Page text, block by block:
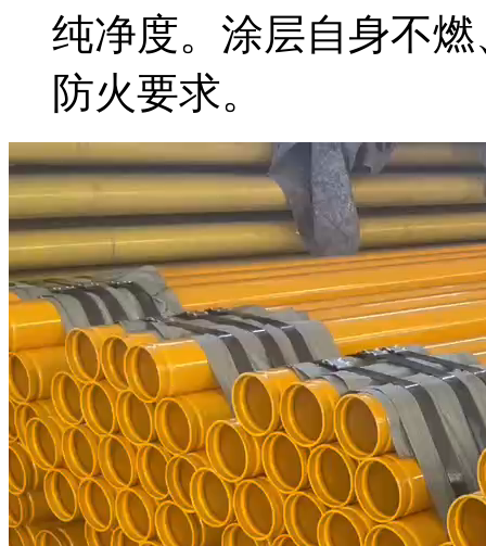
纯净度。涂层自身不
防火要求。